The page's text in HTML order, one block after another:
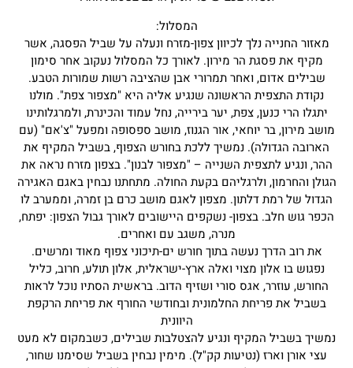
המסלול:
מאזור החנייה נלך לכיוון צפון-מזרח ונעלה על שביל הפסגה, אשר
מקיף את פסגת הר מירון. לאורך כל המסלול נעקוב אחר סימון
שבילים אדום, ואחר תמרורי אבן שהציבה רשות שמורות הטבע.
נקודת התצפית הראשונה שנגיע אליה היא "מצפור צפת". מולנו
יתגלו הרי כנען, צפת, יער בירייה, נחל עמוד והכינרת, ולמרגלותינו
מושב מירון, בר יוחאי, אור הגנוז, מושב ספסופה ומפעל "צ'אם" (עם
הארובה הגדולה). נמשיך ללכת בחורש הצפוף, בשביל המקיף את
ההר, ונגיע לתצפית השנייה – "מצפור לבנון". בצפון מזרח נראה את
הגולן והחרמון, ולרגליהם בקעת החולה. מתחתנו נבחין באגם האגירה
הגדול של רמת דלתון. מצפון לאגם מושב כרם בן זמרה, וממערב לו
הכפר גוש חלב. בצפון- נשקפים היישובים לאורך גבול הצפון: יפתח,
מנרה, משגב עם ואחרים.
את רוב הדרך נעשה בתוך חורש ים-תיכוני צפוף מאוד ומרשים.
נפגוש בו אלון מצוי ואלה ארץ-ישראלית, אלון תולע, חרוב, כליל
החורש, עוזרר, אגס סורי ושזיף הדוב. בראשית הסתיו נוכל לראות
בשביל את פריחת החלמונית ובחודשי החורף את פריחת הרקפת
היוונית
נמשיך בשביל המקיף ונגיע להצטלבות שבילים, כשבמקום לא מעט
עצי אורן וארז (נטיעות קק"ל). מימין נבחין בשביל שסימנו שחור,